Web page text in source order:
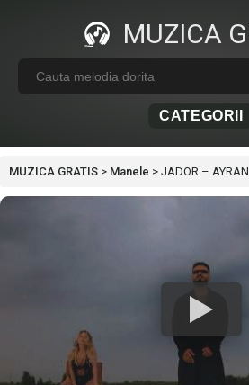
MUZICA
CATEGORII
MUZICA GRATIS > Manele > JADOR – AYRAN